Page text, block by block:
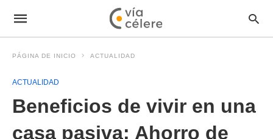
PÁGINA DE INICIO ACTUALIDAD
ACTUALIDAD
Beneficios de vivir en una
casa pasiva: Ahorro de